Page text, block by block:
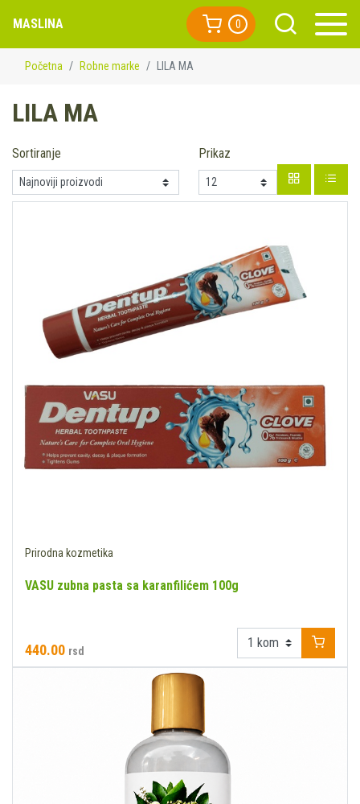
MASLINA 0
Početna Robne marke LILA MA
LILA MA
Sortiranje Prikaz
Prirodna kozmetika
VASU zubna pasta sa karanfilićem 100g
440.00 rsd